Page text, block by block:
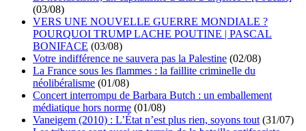
(03/08)
VERS UNE NOUVELLE GUERRE MONDIALE ?
POURQUOI TRUMP LACHE POUTINE | PASCAL
BONIFACE (03/08)
Votre indifférence ne sauvera pas la Palestine (02/08)
La France sous les flammes : la faillite criminelle du
néolibéralisme (01/08)
Concert interrompu de Barbara Butch : un emballement
médiatique hors norme (01/08)
Vaneigem (2010) : L’État n’est plus rien, soyons tout (31/07)